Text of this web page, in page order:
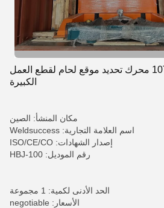
4 كيلوواط قوة الدوران 10T محرك تحديد موقع لحام لقطع العمل
الكبيرة
مكان المنشأ: الصين
اسم العلامة التجارية: Weldsuccess
إصدار الشهادات: ISO/CE/CO
رقم الموديل: HBJ-100
الحد الأدنى لكمية: 1 مجموعة
الأسعار: negotiable